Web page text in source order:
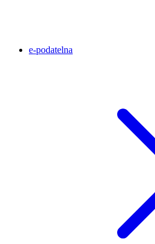
e-podatelna